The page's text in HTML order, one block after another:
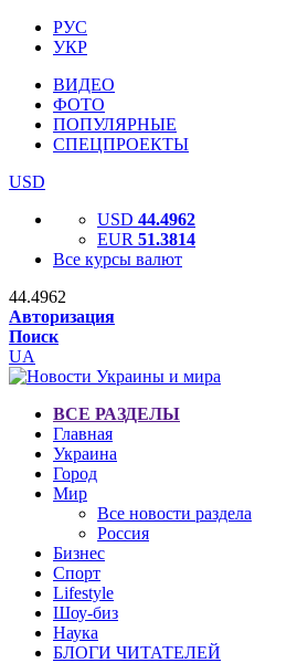
РУС
УКР
ВИДЕО
ФОТО
ПОПУЛЯРНЫЕ
СПЕЦПРОЕКТЫ
USD
USD 44.4962
EUR 51.3814
Все курсы валют
44.4962
Авторизация
Поиск
UA
ВСЕ РАЗДЕЛЫ
Главная
Украина
Город
Мир
Все новости раздела
Россия
Бизнес
Спорт
Lifestyle
Шоу-биз
Наука
БЛОГИ ЧИТАТЕЛЕЙ